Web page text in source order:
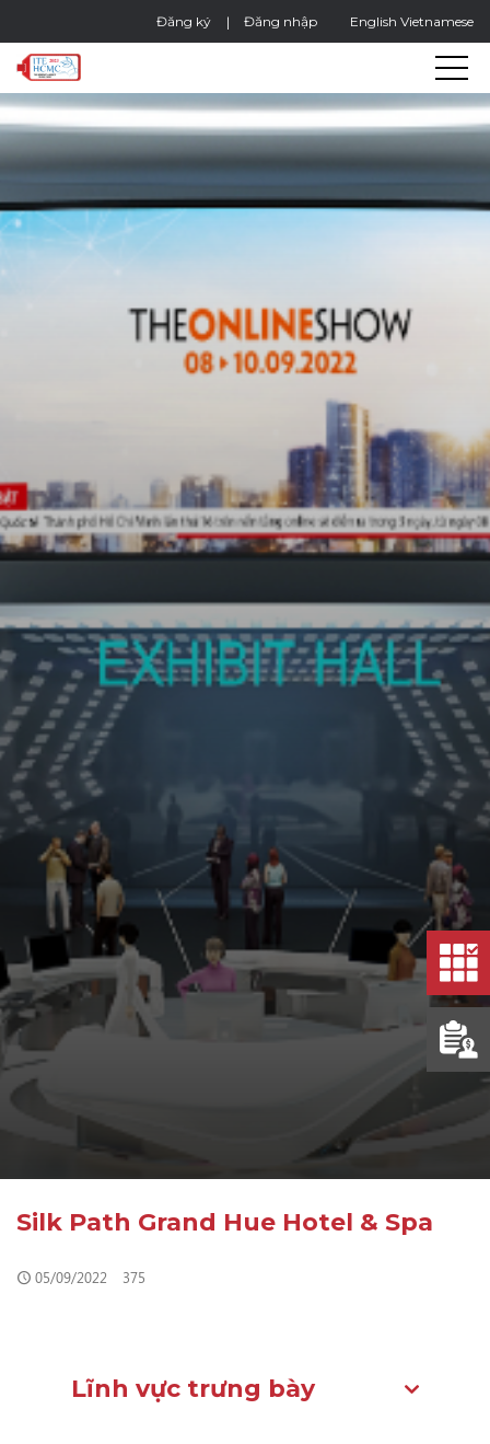
Đăng ký Đăng nhập English Vietnamese
Silk Path Grand Hue Hotel & Spa
05/09/2022 375
Lĩnh vực trưng bày